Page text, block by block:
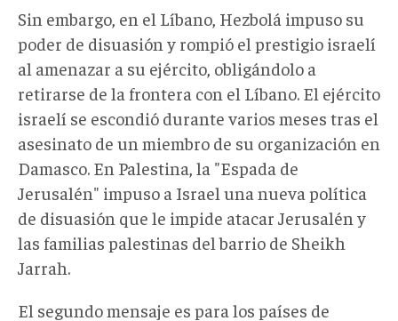
Sin embargo, en el Líbano, Hezbolá impuso su
poder de disuasión y rompió el prestigio israelí
al amenazar a su ejército, obligándolo a
retirarse de la frontera con el Líbano. El ejército
israelí se escondió durante varios meses tras el
asesinato de un miembro de su organización en
Damasco. En Palestina, la "Espada de
Jerusalén" impuso a Israel una nueva política
de disuasión que le impide atacar Jerusalén y
las familias palestinas del barrio de Sheikh
Jarrah.
El segundo mensaje es para los países de